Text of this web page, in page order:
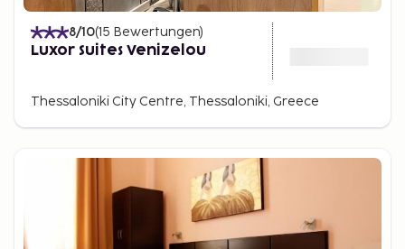
8/10(15 Bewertungen)
Luxor Suites Venizelou
Thessaloniki City Centre, Thessaloniki, Greece